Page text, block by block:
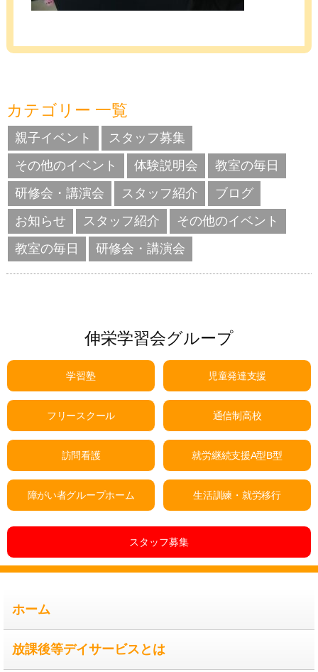
カテゴリー 一覧
親子イベント
スタッフ募集
その他のイベント
体験説明会
教室の毎日
研修会・講演会
スタッフ紹介
ブログ
お知らせ
スタッフ紹介
その他のイベント
教室の毎日
研修会・講演会
伸栄学習会グループ
学習塾 児童発達支援
フリースクール 通信制高校
訪問看護 就労継続支援A型B型
障がい者グループホーム 生活訓練・就労移行
スタッフ募集
ホーム
放課後等デイサービスとは